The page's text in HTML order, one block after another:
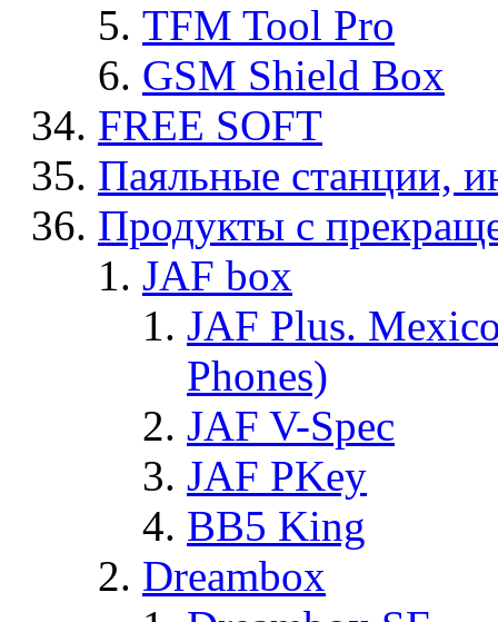
TFM Tool Pro
GSM Shield Box
FREE SOFT
Паяльные станции,
Продукты с
JAF box
JAF Plus.
Phones)
JAF V-Spec
JAF PKey
BB5 King
Dreambox